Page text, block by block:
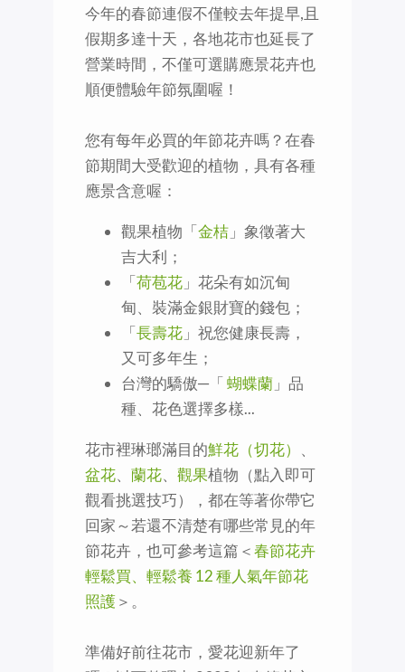
今年的春節連假不僅較去年提早,且
假期多達十天，各地花市也延長了
營業時間，不僅可選購應景花卉也
順便體驗年節氛圍喔！
您有每年必買的年節花卉嗎？在春
節期間大受歡迎的植物，具有各種
應景含意喔：
觀果植物「金桔 」象徵著大
吉大利；
「荷苞花 」花朵有如沉甸
甸、裝滿金銀財寶的錢包；
「長壽花 」祝您健康長壽，
又可多年生；
台灣的驕傲─「蝴蝶蘭 」品
種、花色選擇多樣...
花市裡琳瑯滿目的鮮花（切花）
盆花
蘭花 觀果植物（點入即可
觀看挑選技巧），都在等著你帶它
回家～若還不清楚有哪些常見的年
節花卉，也可參考這篇＜春節花卉
輕鬆買、輕鬆養 12 種人氣年節花
照護＞。
準備好前往花市，愛花迎新年了